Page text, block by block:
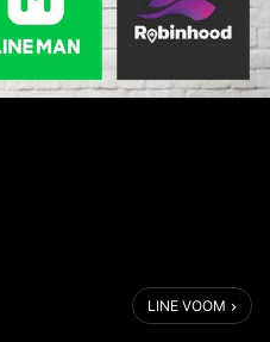
LINE VOOM